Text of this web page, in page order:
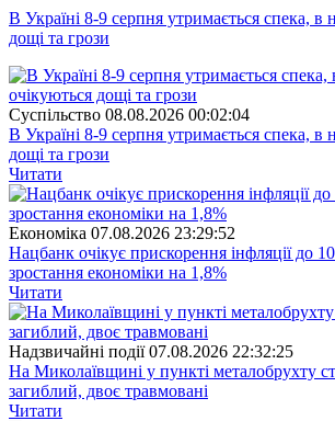
В Україні 8-9 серпня утримається спека, в
дощі та грози
Суспiльство 08.08.2026 00:02:04
В Україні 8-9 серпня утримається спека, в
дощі та грози
Читати
Економіка 07.08.2026 23:29:52
Нацбанк очікує прискорення інфляції до
зростання економіки на 1,8%
Читати
Надзвичайні події 07.08.2026 22:32:25
На Миколаївщині у пункті металобрухту
загиблий, двоє травмовані
Читати